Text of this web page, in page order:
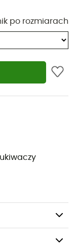
po rozmiarach
h
klapą
kieszenie
kaptur